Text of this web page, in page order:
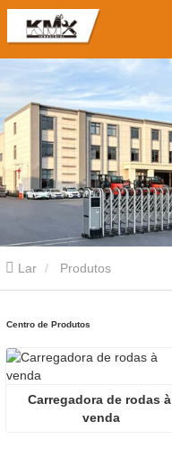
Lar Produtos
Centro de Produtos
Carregadora de rodas à
venda